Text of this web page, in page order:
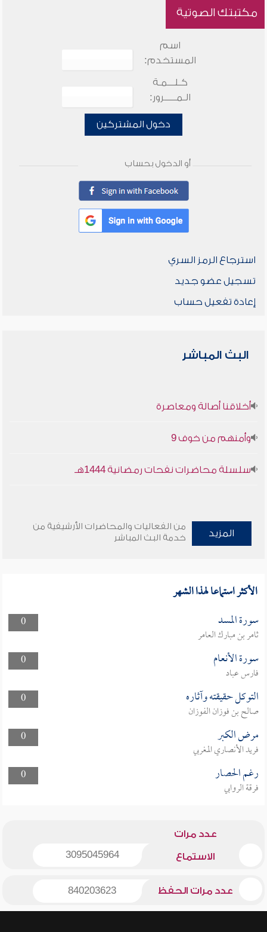
مكتبتك الصوتية
اسم
المستخدم:
كـلـــمـة
الـمـــــرور:
دخول المشتركين
أو الدخول بحساب
استرجاع الرمز السري
تسجيل عضو جديد
إعادة تفعيل حساب
البث المباشر
أخلاقنا أصالة ومعاصرة
وأمنهم من خوف 9
سلسلة محاضرات نفحات رمضانية 1444هـ
المزيد
من الفعاليات والمحاضرات الأرشيفية من
خدمة البث المباشر
الأكثر استماعا لهذا الشهر
0 سورة المسد
ثامر بن مبارك العامر
0
سورة الأنعام
فارس عباد
0
التوكل حقيقته وآثاره
صالح بن فوزان الفوزان
0
مرض الكبر
فريد الأنصاري المغربي
0
رغم الحصار
فرقة الروابي
عدد مرات
الاستماع 3095045964
عدد مرات الحفظ 840203623